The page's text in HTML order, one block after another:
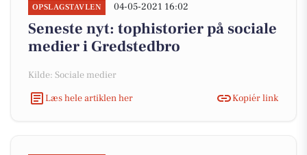
OPSLAGSTAVLEN 04-05-2021 16:02
Seneste nyt: tophistorier på sociale
medier i Gredstedbro
Kilde: Sociale medier
Læs hele artiklen her
Kopiér link